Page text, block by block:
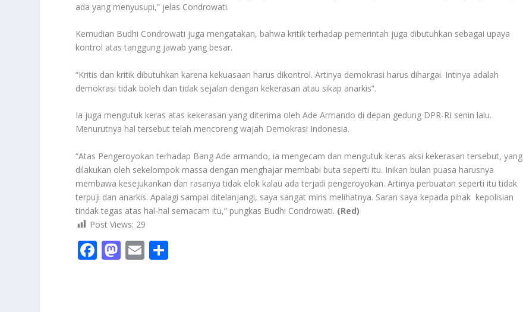
ada yang menyusupi,” jelas Condrowati.
Kemudian Budhi Condrowati juga mengatakan, bahwa kritik terhadap pemerintah juga dibutuhkan sebagai upaya
kontrol atas tanggung jawab yang besar.
“Kritis dan kritik dibutuhkan karena kekuasaan harus dikontrol. Artinya demokrasi harus dihargai. Intinya adalah
demokrasi tidak boleh dan tidak sejalan dengan kekerasan atau sikap anarkis”.
Ia juga mengutuk keras atas kekerasan yang diterima oleh Ade Armando di depan gedung DPR-RI senin lalu.
Menurutnya hal tersebut telah mencoreng wajah Demokrasi Indonesia.
“Atas Pengeroyokan terhadap Bang Ade armando, ia mengecam dan mengutuk keras aksi kekerasan tersebut, yang
dilakukan oleh sekelompok massa dengan menghajar membabi buta seperti itu. Inikan bulan puasa harusnya
membawa kesejukankan dan rasanya tidak elok kalau ada terjadi pengeroyokan. Artinya perbuatan seperti itu tidak
terpuji dan anarkis. Apalagi sampai ditelanjangi, saya sangat miris melihatnya. Saran saya kepada pihak kepolisian
tindak tegas atas hal-hal semacam itu,” pungkas Budhi Condrowati. (Red)
Post Views: 29
F M E